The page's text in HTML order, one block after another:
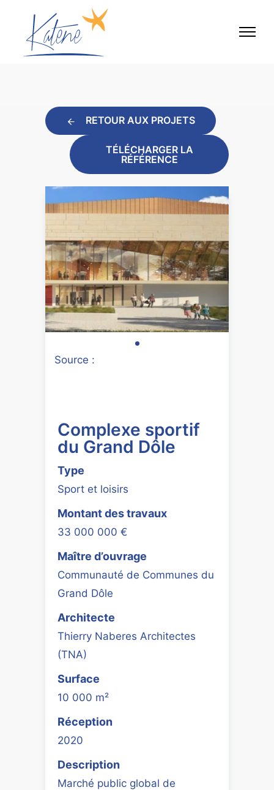
RETOUR AUX PROJETS
TÉLÉCHARGER LA
RÉFÉRENCE
Source :
Complexe sportif
du Grand Dôle
Type
Sport et loisirs
Montant des travaux
33 000 000 €
Maître d’ouvrage
Communauté de Communes du
Grand Dôle
Architecte
Thierry Naberes Architectes
(TNA)
Surface
10 000 m²
Réception
2020
Description
Marché public global de